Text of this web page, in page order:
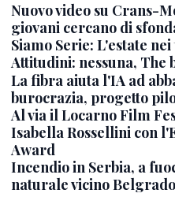
Nuovo video su Crans-
giovani cercano di
Siamo Serie: L'estate
Attitudini: nessuna, The
La fibra aiuta l'IA ad
burocrazia, progetto
Al via il Locarno Film
Isabella Rossellini con
Award
Incendio in Serbia, a
naturale vicino Belgrado